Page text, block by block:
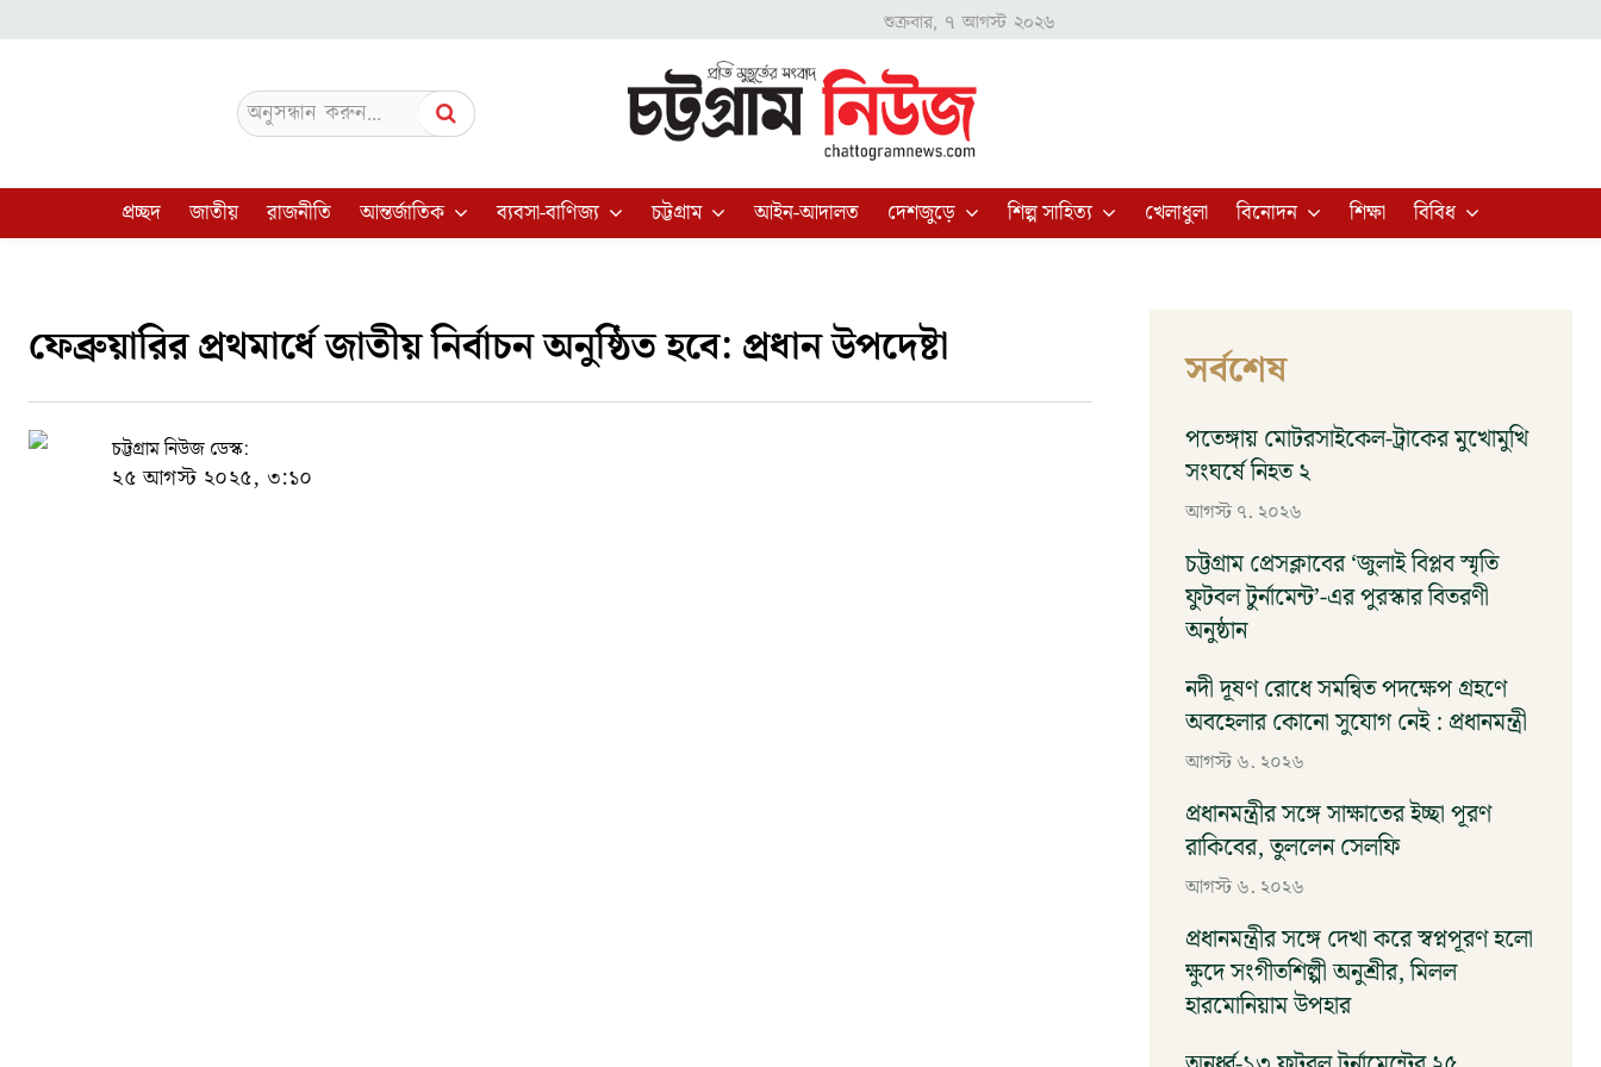
শুক্রবার, ৭ আগস্ট ২০২৬
অনুসন্ধান করুন...
প্রচ্ছদ জাতীয় রাজনীতি আন্তর্জাতিক ব্যবসা-বাণিজ্য চট্টগ্রাম আইন-আদালত দেশজুড়ে শিল্প সাহিত্য খেলাধুলা বিনোদন শিক্ষা বিবিধ
ফেব্রুয়ারির প্রথমার্ধে জাতীয় নির্বাচন অনুষ্ঠিত হবে: প্রধান উপদেষ্টা
চট্টগ্রাম নিউজ ডেস্ক:
২৫ আগস্ট ২০২৫, ৩:১০
সর্বশেষ
পতেঙ্গায় মোটরসাইকেল-ট্রাকের মুখোমুখি
সংঘর্ষে নিহত ২
আগস্ট ৭, ২০২৬
চট্টগ্রাম প্রেসক্লাবের ‘জুলাই বিপ্লব স্মৃতি
ফুটবল টুর্নামেন্ট’-এর পুরস্কার বিতরণী
অনুষ্ঠান
আগস্ট ৬, ২০২৬
নদী দূষণ রোধে সমন্বিত পদক্ষেপ গ্রহণে
অবহেলার কোনো সুযোগ নেই : প্রধানমন্ত্রী
আগস্ট ৬, ২০২৬
প্রধানমন্ত্রীর সঙ্গে সাক্ষাতের ইচ্ছা পূরণ
রাকিবের, তুললেন সেলফি
আগস্ট ৬, ২০২৬
প্রধানমন্ত্রীর সঙ্গে দেখা করে স্বপ্নপূরণ হলো
ক্ষুদে সংগীতশিল্পী অনুশ্রীর, মিলল
হারমোনিয়াম উপহার
আগস্ট ৬, ২০২৬